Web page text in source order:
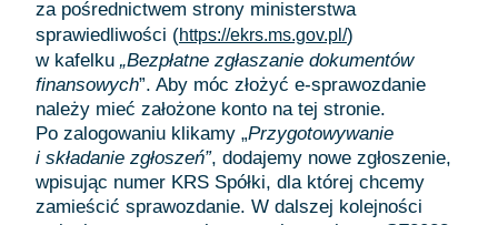
za pośrednictwem strony ministerstwa
sprawiedliwości (https://ekrs.ms.gov.pl/)
w kafelku „Bezpłatne zgłaszanie dokumentów
finansowych”. Aby móc złożyć e-sprawozdanie
należy mieć założone konto na tej stronie.
Po zalogowaniu klikamy „Przygotowywanie
i składanie zgłoszeń”, dodajemy nowe zgłoszenie,
wpisując numer KRS Spółki, dla której chcemy
zamieścić sprawozdanie. W dalszej kolejności